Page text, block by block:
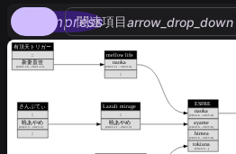
compress
関連項目arrow_drop_down